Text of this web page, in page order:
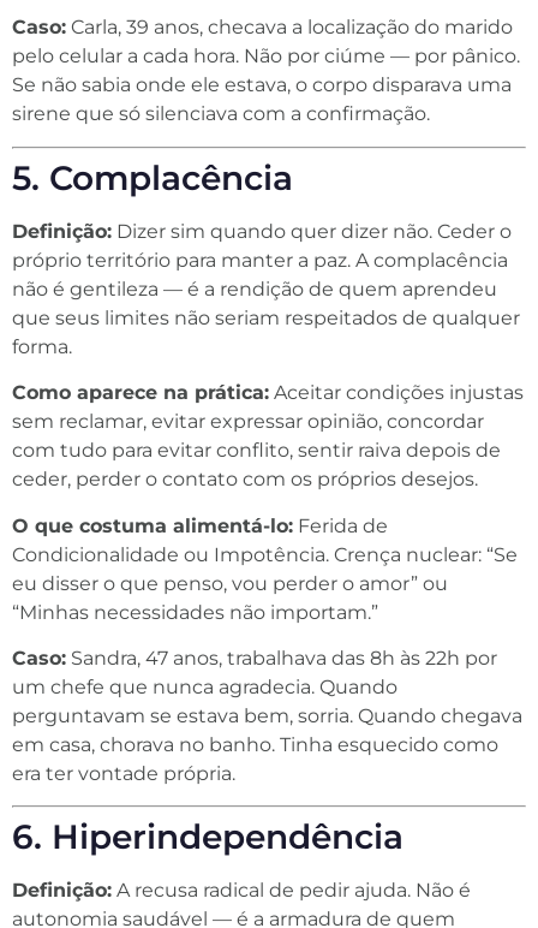
Caso: Carla, 39 anos, checava a localização do marido
pelo celular a cada hora. Não por ciúme — por pânico.
Se não sabia onde ele estava, o corpo disparava uma
sirene que só silenciava com a confirmação.
5. Complacência
Definição: Dizer sim quando quer dizer não. Ceder o
próprio território para manter a paz. A complacência
não é gentileza — é a rendição de quem aprendeu
que seus limites não seriam respeitados de qualquer
forma.
Como aparece na prática: Aceitar condições injustas
sem reclamar, evitar expressar opinião, concordar
com tudo para evitar conflito, sentir raiva depois de
ceder, perder o contato com os próprios desejos.
O que costuma alimentá-lo: Ferida de
Condicionalidade ou Impotência. Crença nuclear: “Se
eu disser o que penso, vou perder o amor” ou
“Minhas necessidades não importam.”
Caso: Sandra, 47 anos, trabalhava das 8h às 22h por
um chefe que nunca agradecia. Quando
perguntavam se estava bem, sorria. Quando chegava
em casa, chorava no banho. Tinha esquecido como
era ter vontade própria.
6. Hiperindependência
Definição: A recusa radical de pedir ajuda. Não é
autonomia saudável — é a armadura de quem